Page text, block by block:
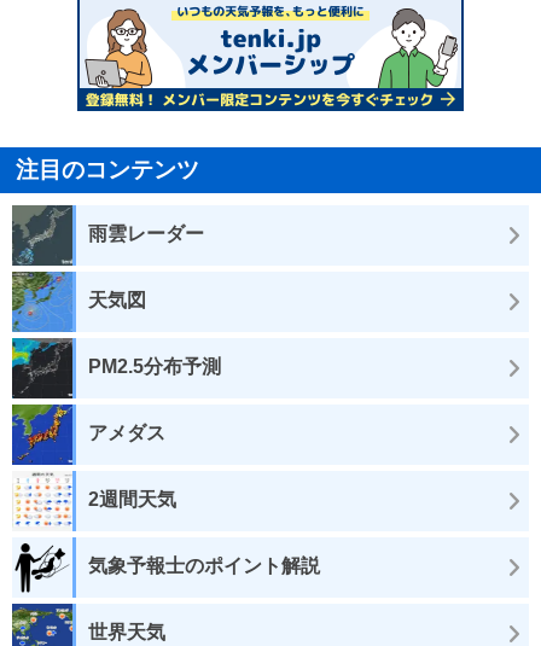
注目のコンテンツ
雨雲レーダー
天気図
PM2.5分布予測
アメダス
2週間天気
気象予報士のポイント解説
世界天気